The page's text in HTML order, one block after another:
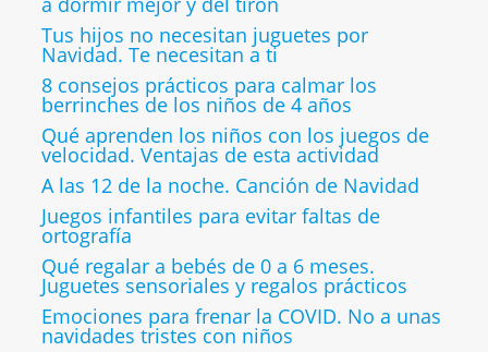
Tus hijos no necesitan juguetes por
Navidad. Te necesitan a ti
8 consejos prácticos para calmar los
berrinches de los niños de 4 años
Qué aprenden los niños con los juegos de
velocidad. Ventajas de esta actividad
A las 12 de la noche. Canción de Navidad
Juegos infantiles para evitar faltas de
ortografía
Qué regalar a bebés de 0 a 6 meses.
Juguetes sensoriales y regalos prácticos
Emociones para frenar la COVID. No a unas
navidades tristes con niños